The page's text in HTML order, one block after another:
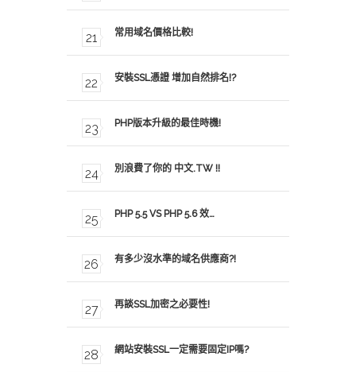
常用域名價格比較!
安裝SSL憑證 增加自然排名!?
PHP版本升級的最佳時機!
別浪費了你的 中文.TW !!
PHP 5.5 VS PHP 5.6 效…
有多少沒水準的域名供應商?!
再談SSL加密之必要性!
網站安裝SSL一定需要固定IP嗎?